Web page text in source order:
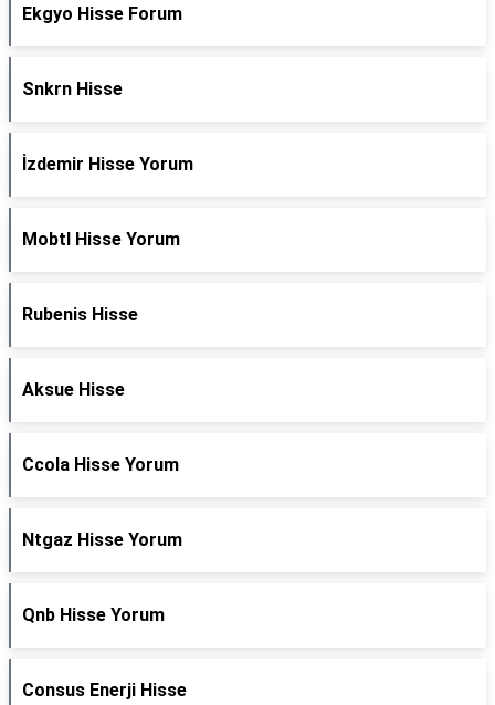
Ekgyo Hisse Forum
Snkrn Hisse
İzdemir Hisse Yorum
Mobtl Hisse Yorum
Rubenis Hisse
Aksue Hisse
Ccola Hisse Yorum
Ntgaz Hisse Yorum
Qnb Hisse Yorum
Consus Enerji Hisse